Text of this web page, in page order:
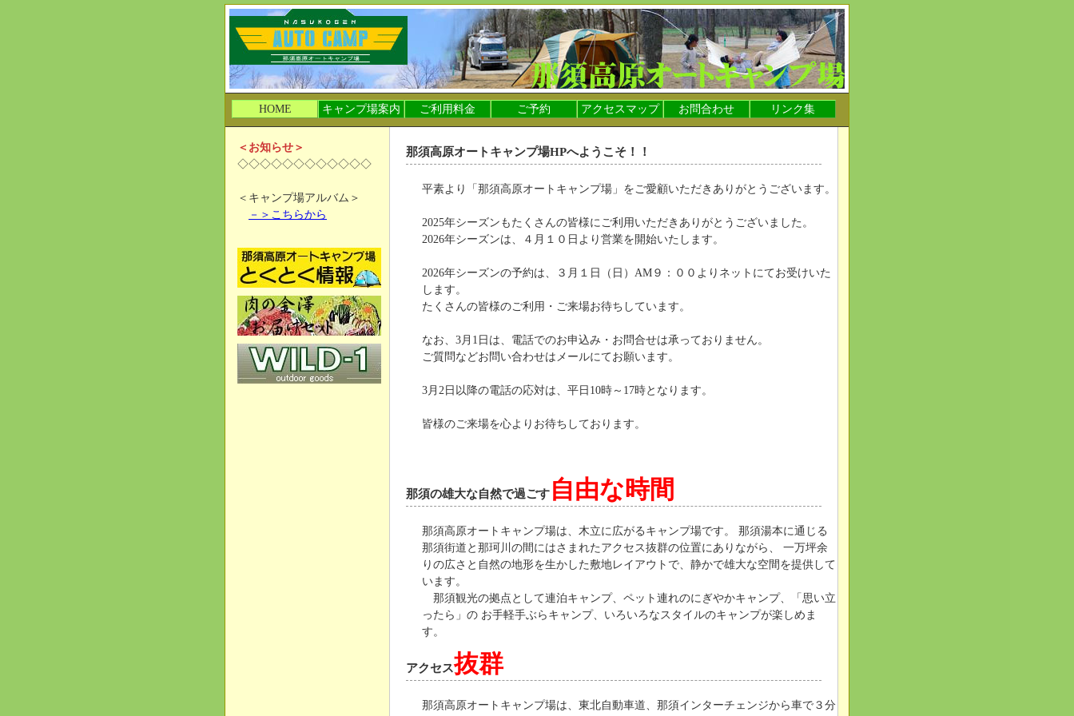
HOME キャンプ場案内 ご利用料金 ご予約 アクセスマップ お問合わせ リンク集
＜お知らせ＞
◇◇◇◇◇◇◇◇◇◇◇◇
＜キャンプ場アルバム＞
－＞こちらから
那須高原オートキャンプ場HPへようこそ！！
平素より「那須高原オートキャンプ場」をご愛顧いただきありがとうございます。
2025年シーズンもたくさんの皆様にご利用いただきありがとうございました。
2026年シーズンは、４月１０日より営業を開始いたします。
2026年シーズンの予約は、３月１日（日）AM９：００よりネットにてお受けいた
します。
たくさんの皆様のご利用・ご来場お待ちしています。
なお、3月1日は、電話でのお申込み・お問合せは承っておりません。
ご質問などお問い合わせはメールにてお願います。
3月2日以降の電話の応対は、平日10時～17時となります。
皆様のご来場を心よりお待ちしております。
那須の雄大な自然で過ごす 自由な時間
那須高原オートキャンプ場は、木立に広がるキャンプ場です。 那須湯本に通じる
那須街道と那珂川の間にはさまれたアクセス抜群の位置にありながら、 一万坪余
りの広さと自然の地形を生かした敷地レイアウトで、静かで雄大な空間を提供して
います。
那須観光の拠点として連泊キャンプ、ペット連れのにぎやかキャンプ、「思い立
ったら」の お手軽手ぶらキャンプ、いろいろなスタイルのキャンプが楽しめま
す。
アクセス抜群
那須高原オートキャンプ場は、東北自動車道、那須インターチェンジから車で３分